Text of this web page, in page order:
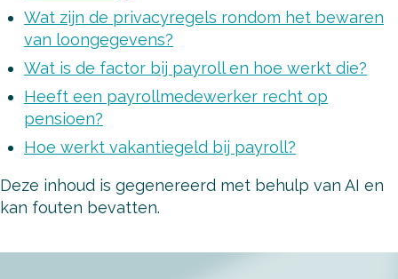
Wat zijn de privacyregels rondom het bewaren
van loongegevens?
Wat is de factor bij payroll en hoe werkt die?
Heeft een payrollmedewerker recht op
pensioen?
Hoe werkt vakantiegeld bij payroll?
Deze inhoud is gegenereerd met behulp van AI en
kan fouten bevatten.